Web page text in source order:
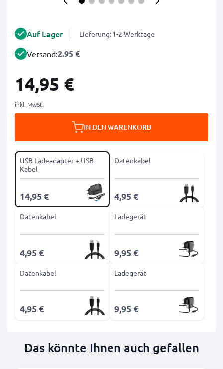
Auf Lager Lieferung: 1-2 Werktage
Versand:2.95 €
14,95 €
inkl. MwSt.
IN DEN WARENKORB
USB Ladeadapter + USB
Kabel
14,95 €
Datenkabel
4,95 €
Datenkabel
4,95 €
Ladegerät
9,95 €
Datenkabel
4,95 €
Ladegerät
9,95 €
Das könnte Ihnen auch gefallen